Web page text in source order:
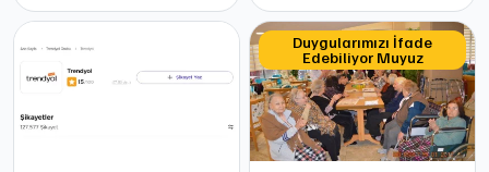
Duygularımızı İfade
Edebiliyor Muyuz